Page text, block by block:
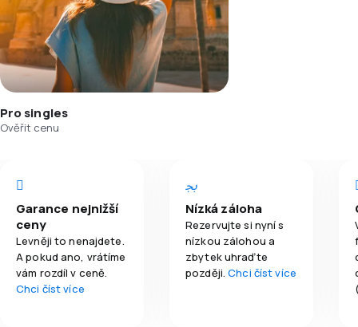
Pro singles
Ověřit cenu
Garance nejnižší
ceny
Levněji to nenajdete.
A pokud ano, vrátíme
vám rozdíl v ceně.
Chci číst více
Nízká záloha
Rezervujte si nyní s
nízkou zálohou a
zbytek uhraďte
později.Chci číst více